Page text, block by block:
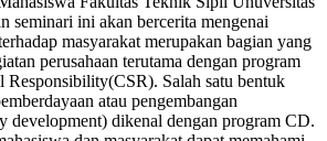
seminari ini akan bercerita mengenai
masyarakat merupakan bagian yang
perusahaan terutama dengan program
Responsibility(CSR). Salah satu bentuk
atau pengembangan
development) dikenal dengan program CD.